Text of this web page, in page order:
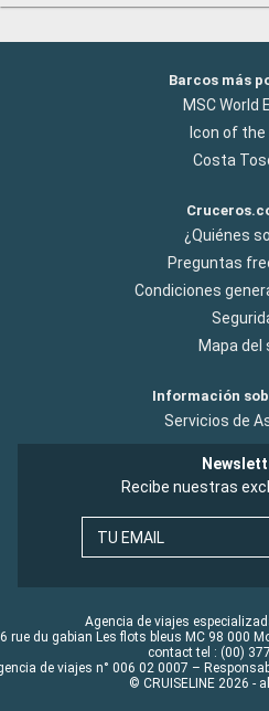
Barcos más
MSC World
Icon of the
Costa
¿Quiénes
Preguntas
Condiciones
Mapa del
Información
Servicios de
Recibe nuestras
TU EMAIL
Agencia de viajes
rue du gabian Les flots bleus MC 98 000
contact tel : (00)
de viajes n° 006 02 0007 –
© CRUISELINE 2026 -